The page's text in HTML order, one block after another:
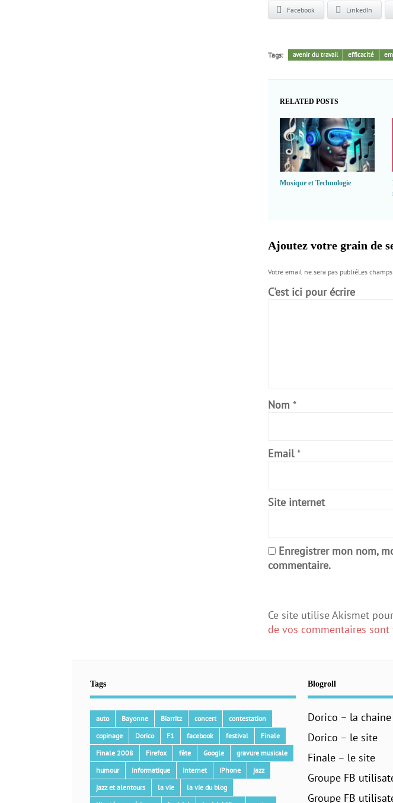
Facebook LinkedIn
Tags: avenir du travail efficacité
RELATED POSTS
Musique et Technologie
Ajoutez votre grain de
Votre email ne sera pas publiéLes
C'est ici pour écrire
Nom *
Email *
Site internet
Enregistrer mon nom,
commentaire.
Ce site utilise Akismet
de vos commentaires sont
Tags
auto Bayonne Biarritz concert
contestation
copinage
Dorico F1 facebook festival
Finale
Finale 2008
Firefox fête Google
gravure musicale
humour
informatique Internet iPhone
jazz
jazz et alentours
la vie
la vie du blog
Blogroll
Dorico – la chaine
Dorico – le site
Finale – le site
Groupe FB
Groupe FB